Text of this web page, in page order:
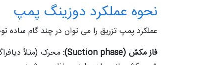
نحوه عملکرد دوزینگ پمپ
عملکرد پمپ تزریق را می‌ توان در چند گام ساده
فاز مکش (Suction phase):
محرک (مثلاً